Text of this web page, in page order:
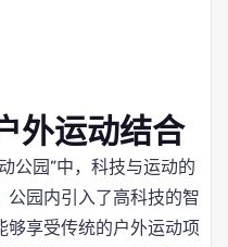
外运动结合
公园”中，科技与运动的
公园内引入了高科技的智
够享受传统的户外运动项